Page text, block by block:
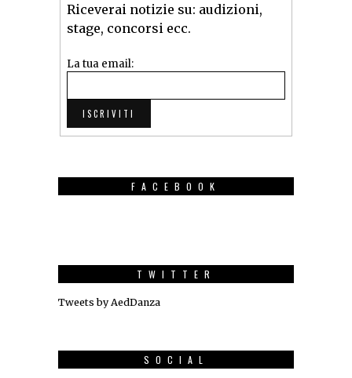
Riceverai notizie su: audizioni,
stage, concorsi ecc.
La tua email:
FACEBOOK
TWITTER
Tweets by AedDanza
SOCIAL